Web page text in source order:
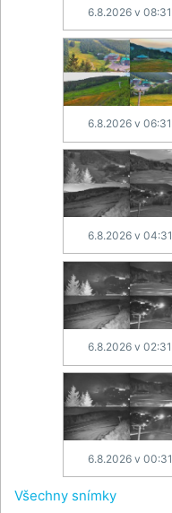
6.8.2026 v 08:31
6.8.2026 v 06:31
6.8.2026 v 04:31
6.8.2026 v 02:31
6.8.2026 v 00:31
Všechny snímky